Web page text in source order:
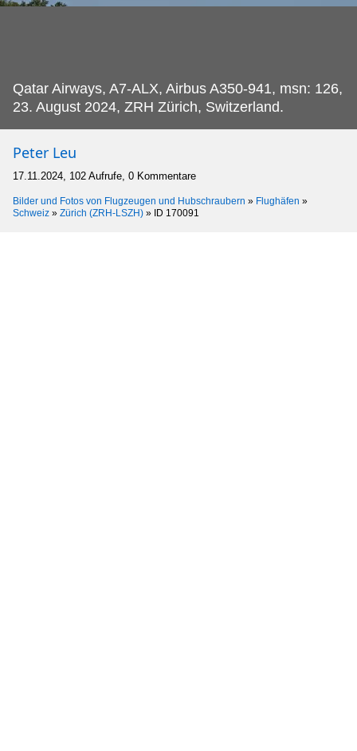
Qatar Airways, A7-ALX, Airbus A350-941, msn: 126,
23. August 2024, ZRH Zürich, Switzerland.
Peter Leu
17.11.2024, 102 Aufrufe, 0 Kommentare
Bilder und Fotos von Flugzeugen und Hubschraubern » Flughäfen »
Schweiz » Zürich (ZRH-LSZH) » ID 170091